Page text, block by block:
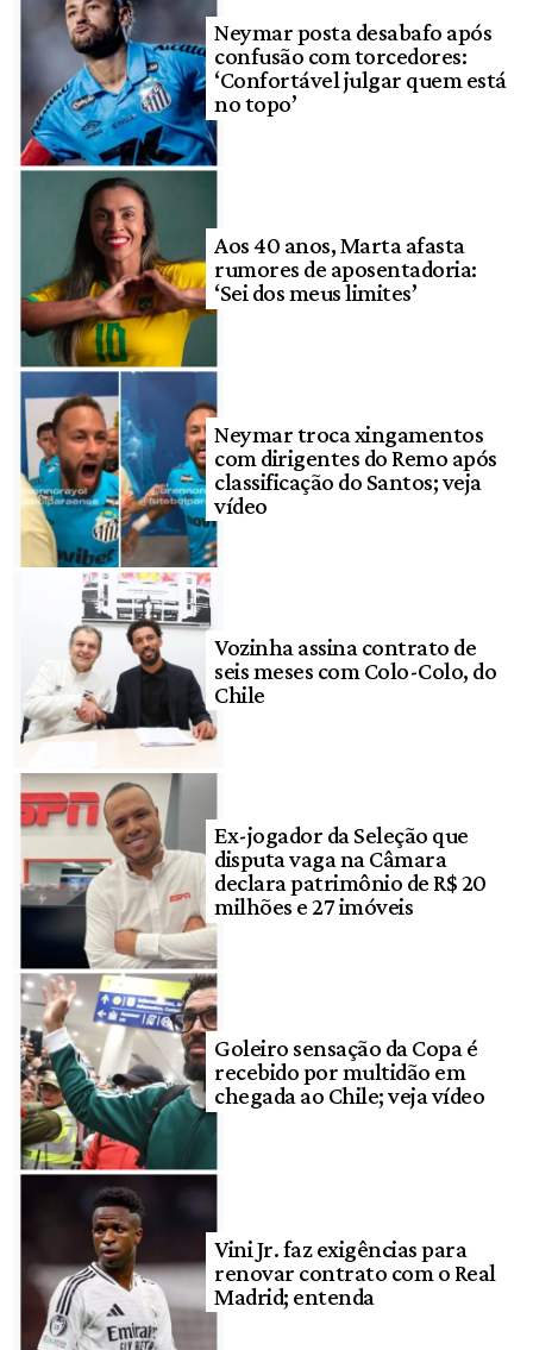
Neymar posta desabafo após
confusão com torcedores:
‘Confortável julgar quem está
no topo’
Aos 40 anos, Marta afasta
rumores de aposentadoria:
‘Sei dos meus limites’
Neymar troca xingamentos
com dirigentes do Remo após
classificação do Santos; veja
vídeo
Vozinha assina contrato de
seis meses com Colo-Colo, do
Chile
Ex-jogador da Seleção que
disputa vaga na Câmara
declara patrimônio de R$ 20
milhões e 27 imóveis
Goleiro sensação da Copa é
recebido por multidão em
chegada ao Chile; veja vídeo
Vini Jr. faz exigências para
renovar contrato com o Real
Madrid; entenda